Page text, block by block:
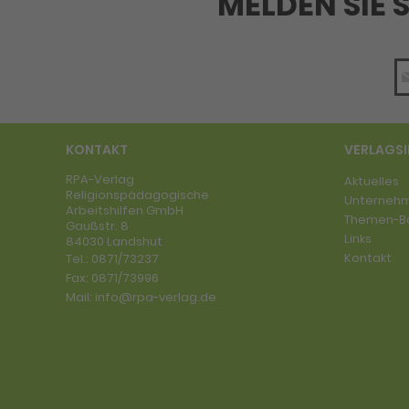
KONTAKT
RPA-Verlag
Religionspädagogische
Arbeitshilfen GmbH
Gaußstr. 8
84030 Landshut
Tel.: 0871/73237
Fax: 0871/73996
Mail: info@rpa-verlag.de
Aktuelles
Themen-
Links
Kontakt